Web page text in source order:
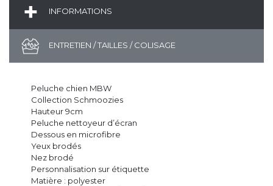
INFORMATIONS
ENTRETIEN / TAILLES / COLISAGE
Peluche chien MBW
Collection Schmoozies
Hauteur 9cm
Peluche nettoyeur d’écran
Dessous en microfibre
Yeux brodés
Nez brodé
Personnalisation sur étiquette
Matière : polyester